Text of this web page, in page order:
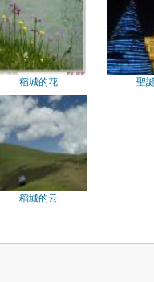
稻城的花 聖
稻城的云